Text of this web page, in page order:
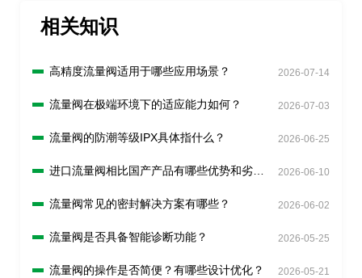
相关知识
高精度流量阀适用于哪些应用场景？ 2026-07-14
流量阀在极端环境下的适应能力如何？ 2026-07-03
流量阀的防潮等级IPX具体指什么？ 2026-06-25
进口流量阀相比国产产品有哪些优势和劣
2026-06-10
流量阀常见的密封解决方案有哪些？ 2026-06-02
流量阀是否具备智能诊断功能？ 2026-05-25
流量阀的操作是否简便？有哪些设计优化？ 2026-05-21